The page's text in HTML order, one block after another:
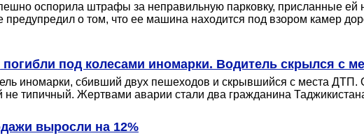
оспорила штрафы за неправильную парковку, присланные
предупредил о том, что ее машина находится под взором камер
под колесами иномарки. Водитель скрылся с
иномарки, сбивший двух пешеходов и скрывшийся с места ДТП.
типичный. Жертвами аварии стали два гражданина
выросли на 12%